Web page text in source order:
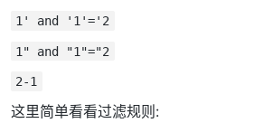
1' and '1'='2
1" and "1"="2
2-1
这里简单看看过滤规则: